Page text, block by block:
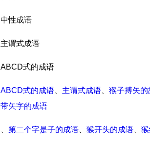
中性成语
主谓式成语
ABCD式的成语
ABCD式的成语 主谓式成语 猴子搏矢的
带矢字的成语
第二个字是子的成语 猴开头的成语